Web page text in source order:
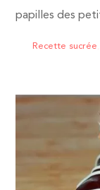
papilles des
Recette sucrée